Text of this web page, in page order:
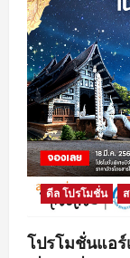
ดีล โปรโมชั่น
โปรโมชั่นแอร์